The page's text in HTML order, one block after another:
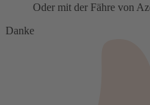
Oder mit der Fähre von
Danke